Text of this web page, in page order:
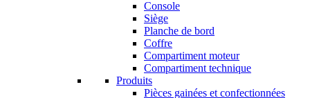
Console
Siège
Planche de bord
Coffre
Compartiment moteur
Compartiment technique
Produits
Pièces gainées et confectionnées